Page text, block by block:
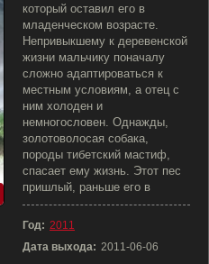
который оставил его в
младенческом возрасте.
Непривыкшему к деревенской
жизни мальчику поначалу
сложно адаптироваться к
местным условиям, а отец с
ним холоден и
немногословен. Однажды,
золотоволосая собака,
породы тибетский мастиф,
спасает ему жизнь. Этот пес
пришлый, раньше его в
Год: 2011
Дата выхода: 2011-06-06